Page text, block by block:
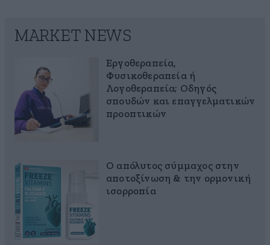
MARKET NEWS
Εργοθεραπεία,
Φυσικοθεραπεία ή
Λογοθεραπεία; Οδηγός
σπουδών και επαγγελματικών
προοπτικών
Ο απόλυτος σύμμαχος στην
αποτοξίνωση & την ορμονική
ισορροπία